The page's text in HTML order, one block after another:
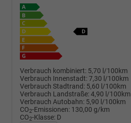
Verbrauch kombiniert: 5,70 l/100km
Verbrauch Innenstadt:7,30 l/100km
Verbrauch Stadtrand: 5,60 l/100km
Verbrauch Landstraße:4,90 l/100km
Verbrauch Autobahn: 5,90 l/100km
CO2-Emissionen: 130,00 g/km
CO2-Klasse: D